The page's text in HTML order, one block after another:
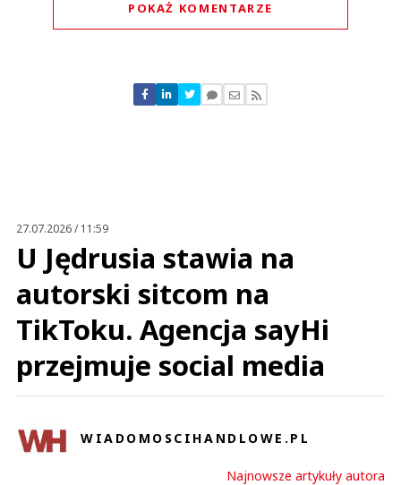
POKAŻ KOMENTARZE
Nie znaleziono komentarzy
Zostaw swoje komentarze
27.07.2026 / 11:59
U Jędrusia stawia na
autorski sitcom na
TikToku. Agencja sayHi
przejmuje social media
WIADOMOSCIHANDLOWE.PL
Najnowsze artykuły autora